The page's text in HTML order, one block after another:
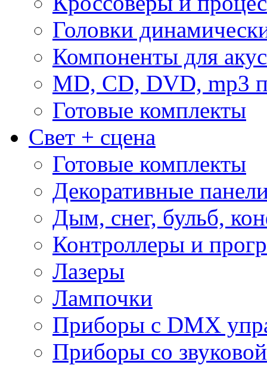
Головки
Компоненты для
MD, CD, DVD, mp3
Готовые комплекты
Свет + сцена
Готовые комплекты
Декоративные
Дым, снег, бульб,
Контроллеры и
Лазеры
Лампочки
Приборы с DMX
Приборы со